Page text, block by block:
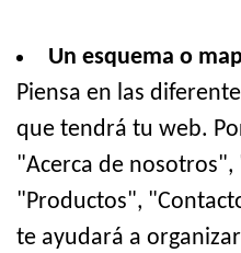
Un esquema o
Piensa en las
que tendrá tu web.
"Acerca de nosotros",
"Productos",
te ayudará a